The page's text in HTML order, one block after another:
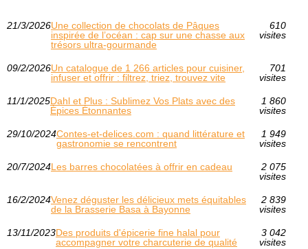
21/3/2026Une collection de chocolats de Pâques
inspirée de l’océan : cap sur une chasse aux
trésors ultra-gourmande
610
visites
09/2/2026Un catalogue de 1 266 articles pour cuisiner,
infuser et offrir : filtrez, triez, trouvez vite
701
visites
11/1/2025Dahl et Plus : Sublimez Vos Plats avec des
Épices Étonnantes
1 860
visites
29/10/2024Contes-et-delices.com : quand littérature et
gastronomie se rencontrent
1 949
visites
20/7/2024Les barres chocolatées à offrir en cadeau
2 075
visites
16/2/2024Venez déguster les délicieux mets équitables
de la Brasserie Basa à Bayonne
2 839
visites
13/11/2023Des produits d'épicerie fine halal pour
accompagner votre charcuterie de qualité
3 042
visites